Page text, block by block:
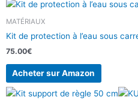
MATÉRIAUX
Kit de protection à l’eau sous
75.00€
Acheter sur Amazon